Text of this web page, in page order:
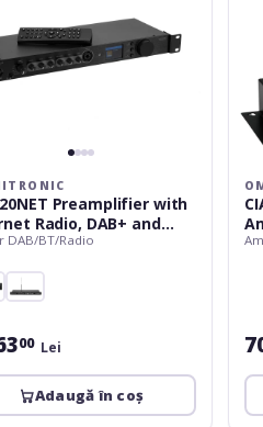
Preamplifier with
Radio, DAB+ and
DAB/BT/Radio
00 Lei
Adaugă în coș